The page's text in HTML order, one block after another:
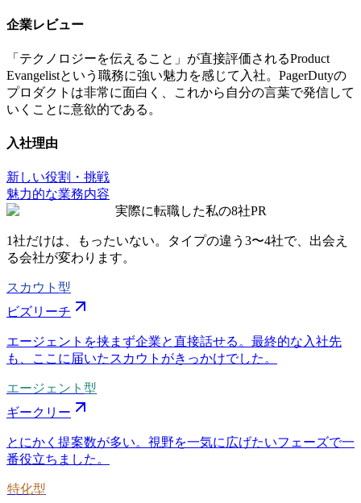
企業レビュー
「テクノロジーを伝えること」が直接評価されるProduct
Evangelistという職務に強い魅力を感じて入社。PagerDutyの
プロダクトは非常に面白く、これから自分の言葉で発信して
いくことに意欲的である。
入社理由
新しい役割・挑戦
魅力的な業務内容
実際に転職した私の8社PR
1社だけは、もったいない。タイプの違う 3〜4社で、出会え
る会社が変わります。
スカウト型
ビズリーチ
エージェントを挟まず企業と直接話せる。最終的な入社先
も、ここに届いたスカウトがきっかけでした。
エージェント型
ギークリー
とにかく提案数が多い。視野を一気に広げたいフェーズで一
番役立ちました。
特化型